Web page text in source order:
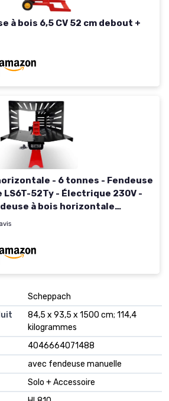
à bois 6,5 CV 52 cm debout +
- 6 tonnes - Fendeuse
52Ty - Électrique 230V -
à bois horizontale
(6 tonnes (230V)) 6 tonnes
‎Scheppach
‎84,5 x 93,5 x 1500 cm; 114,4
kilogrammes
‎4046664071488
‎avec fendeuse manuelle
‎Solo + Accessoire